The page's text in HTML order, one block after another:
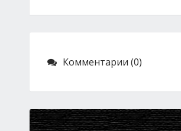
Комментарии (0)